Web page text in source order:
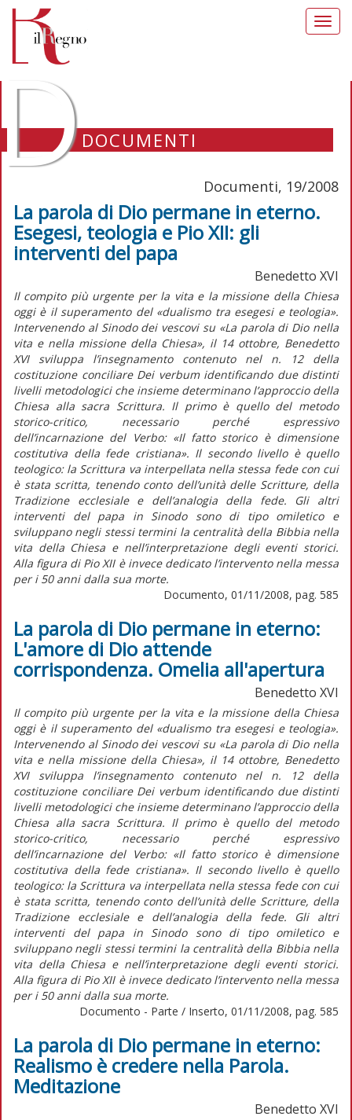
DOCUMENTI
Documenti, 19/2008
La parola di Dio permane in eterno.
Esegesi, teologia e Pio XII: gli
interventi del papa
Benedetto XVI
Il compito più urgente per la vita e la missione della Chiesa
oggi è il superamento del «dualismo tra esegesi e teologia».
Intervenendo al Sinodo dei vescovi su «La parola di Dio nella
vita e nella missione della Chiesa», il 14 ottobre, Benedetto
XVI sviluppa l’insegnamento contenuto nel n. 12 della
costituzione conciliare Dei verbum identificando due distinti
livelli metodologici che insieme determinano l’approccio della
Chiesa alla sacra Scrittura. Il primo è quello del metodo
storico-critico, necessario perché espressivo
dell’incarnazione del Verbo: «Il fatto storico è dimensione
costitutiva della fede cristiana». Il secondo livello è quello
teologico: la Scrittura va interpellata nella stessa fede con cui
è stata scritta, tenendo conto dell’unità delle Scritture, della
Tradizione ecclesiale e dell’analogia della fede. Gli altri
interventi del papa in Sinodo sono di tipo omiletico e
sviluppano negli stessi termini la centralità della Bibbia nella
vita della Chiesa e nell’interpretazione degli eventi storici.
Alla figura di Pio XII è invece dedicato l’intervento nella messa
per i 50 anni dalla sua morte.
Documento, 01/11/2008, pag. 585
La parola di Dio permane in eterno:
L'amore di Dio attende
corrispondenza. Omelia all'apertura
Benedetto XVI
Il compito più urgente per la vita e la missione della Chiesa
oggi è il superamento del «dualismo tra esegesi e teologia».
Intervenendo al Sinodo dei vescovi su «La parola di Dio nella
vita e nella missione della Chiesa», il 14 ottobre, Benedetto
XVI sviluppa l’insegnamento contenuto nel n. 12 della
costituzione conciliare Dei verbum identificando due distinti
livelli metodologici che insieme determinano l’approccio della
Chiesa alla sacra Scrittura. Il primo è quello del metodo
storico-critico, necessario perché espressivo
dell’incarnazione del Verbo: «Il fatto storico è dimensione
costitutiva della fede cristiana». Il secondo livello è quello
teologico: la Scrittura va interpellata nella stessa fede con cui
è stata scritta, tenendo conto dell’unità delle Scritture, della
Tradizione ecclesiale e dell’analogia della fede. Gli altri
interventi del papa in Sinodo sono di tipo omiletico e
sviluppano negli stessi termini la centralità della Bibbia nella
vita della Chiesa e nell’interpretazione degli eventi storici.
Alla figura di Pio XII è invece dedicato l’intervento nella messa
per i 50 anni dalla sua morte.
Documento - Parte / Inserto, 01/11/2008, pag. 585
La parola di Dio permane in eterno:
Realismo è credere nella Parola.
Meditazione
Benedetto XVI